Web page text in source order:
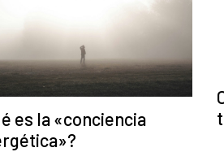
es la «conciencia